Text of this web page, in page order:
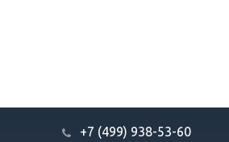
+7 (499) 938-53-60